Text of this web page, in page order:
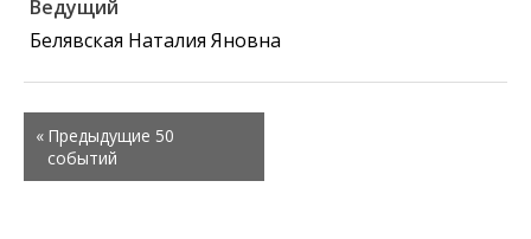
Ведущий
Белявская Наталия Яновна
List
Navigation
« Предыдущие 50
событий